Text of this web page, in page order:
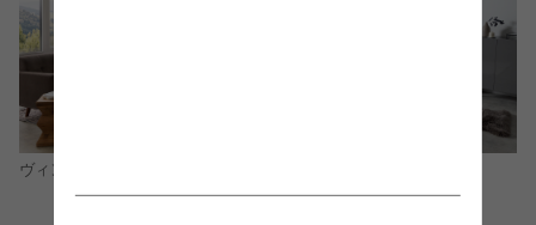
ヴィンテージ